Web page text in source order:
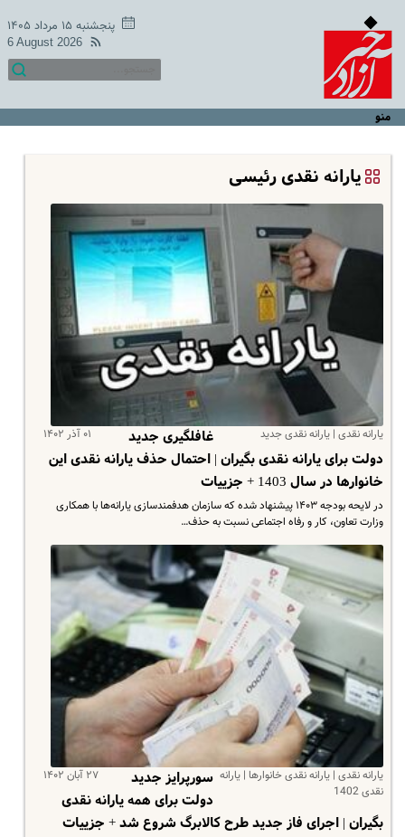
پنجشنبه ۱۵ مرداد ۱۴۰۵
6 August 2026
منو
یارانه نقدی رئیسی
یارانه نقدی | یارانه نقدی جدید ۰۱ آذر ۱۴۰۲
غافلگیری جدید
دولت برای یارانه نقدی بگیران | احتمال حذف یارانه نقدی این
خانوارها در سال 1403 + جزییات
در لایحه بودجه ۱۴۰۳ پیشنهاد شده که سازمان هدفمندسازی یارانه‌ها با همکاری
وزارت تعاون، کار و رفاه اجتماعی نسبت به حذف…
یارانه نقدی | یارانه نقدی خانوارها | یارانه
نقدی 1402
۲۷ آبان ۱۴۰۲
سورپرایز جدید
دولت برای همه یارانه نقدی
بگیران | اجرای فاز جدید طرح کالابرگ شروع شد + جزییات